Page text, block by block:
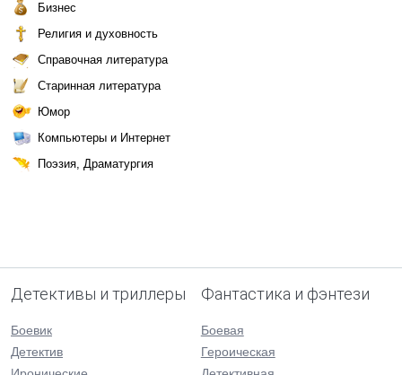
Бизнес
Религия и духовность
Справочная литература
Старинная литература
Юмор
Компьютеры и Интернет
Поэзия, Драматургия
Детективы и триллеры
Боевик
Детектив
Фантастика и фэнтези
Боевая
Героическая